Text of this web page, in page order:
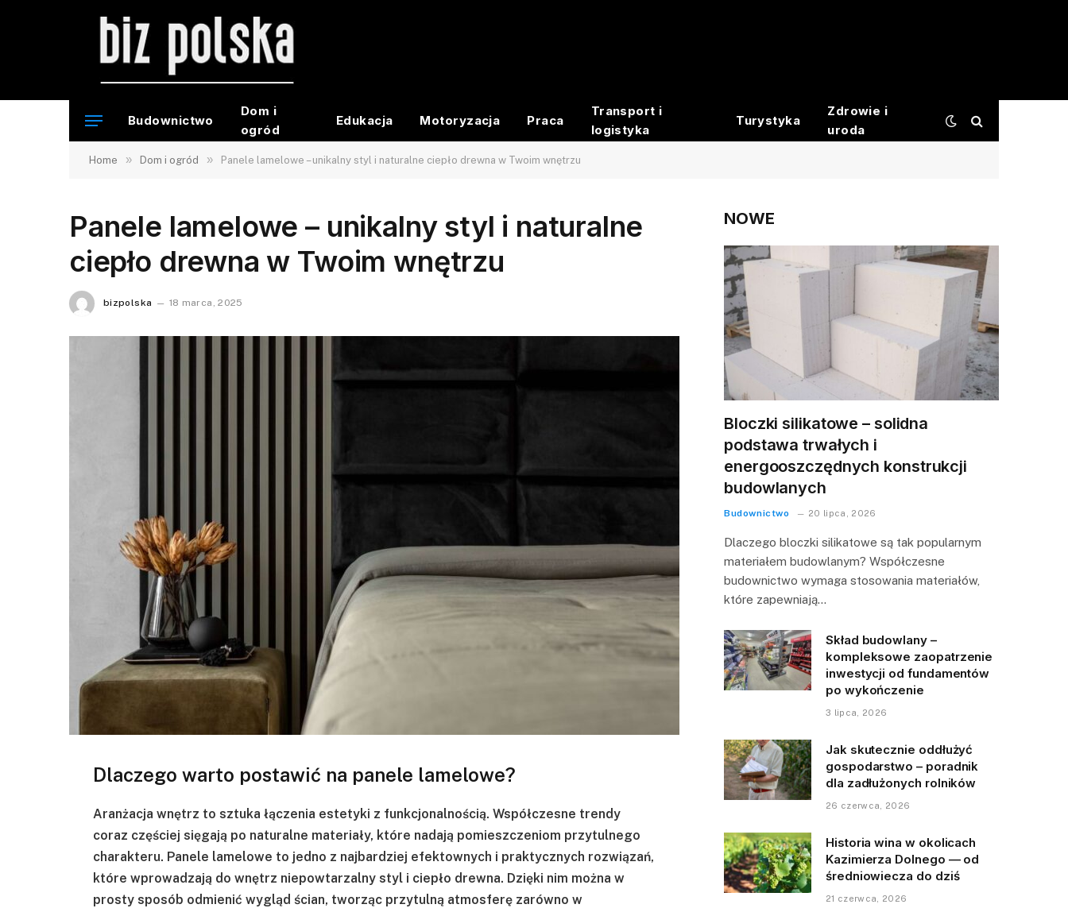
Budownictwo
Dom i
ogród
Edukacja Motoryzacja Praca
Transport i
logistyka
Turystyka
Zdrowie i
uroda
Home » Dom i ogród » Panele lamelowe – unikalny styl i naturalne ciepło drewna w Twoim wnętrzu
Panele lamelowe – unikalny styl i naturalne
ciepło drewna w Twoim wnętrzu
bizpolska 18 marca, 2025
Dlaczego warto postawić na panele lamelowe?
Aranżacja wnętrz to sztuka łączenia estetyki z funkcjonalnością. Współczesne trendy
coraz częściej sięgają po naturalne materiały, które nadają pomieszczeniom przytulnego
charakteru. Panele lamelowe to jedno z najbardziej efektownych i praktycznych rozwiązań,
które wprowadzają do wnętrz niepowtarzalny styl i ciepło drewna. Dzięki nim można w
prosty sposób odmienić wygląd ścian, tworząc przytulną atmosferę zarówno w
NOWE
Bloczki silikatowe – solidna
podstawa trwałych i
energooszczędnych konstrukcji
budowlanych
Budownictwo 20 lipca, 2026
Dlaczego bloczki silikatowe są tak popularnym
materiałem budowlanym? Współczesne
budownictwo wymaga stosowania materiałów,
które zapewniają…
Skład budowlany –
kompleksowe zaopatrzenie
inwestycji od fundamentów
po wykończenie
3 lipca, 2026
Jak skutecznie oddłużyć
gospodarstwo – poradnik
dla zadłużonych rolników
26 czerwca, 2026
Historia wina w okolicach
Kazimierza Dolnego — od
średniowiecza do dziś
21 czerwca, 2026